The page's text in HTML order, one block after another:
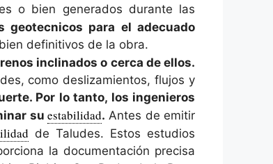
o bien generados durante las
geotecnicos para el adecuado
definitivos de la obra.
inclinados o cerca de ellos.
como deslizamientos, flujos y
Por lo tanto, los ingenieros
su estabilidad. Antes de emitir
de Taludes. Estos estudios
la documentación precisa